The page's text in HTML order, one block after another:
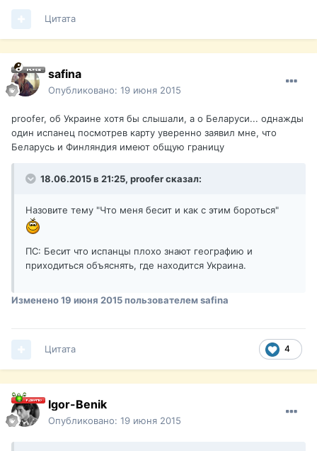
Цитата
safina
Опубликовано: 19 июня 2015
proofer, об Украине хотя бы слышали, а о Беларуси... однажды
один испанец посмотрев карту уверенно заявил мне, что
Беларусь и Финляндия имеют общую границу
18.06.2015 в 21:25, proofer сказал:
Назовите тему "Что меня бесит и как с этим бороться"
ПС: Бесит что испанцы плохо знают географию и
приходиться объяснять, где находится Украина.
Изменено19 июня 2015пользователем safina
4
Цитата
Igor-Benik
Опубликовано: 19 июня 2015